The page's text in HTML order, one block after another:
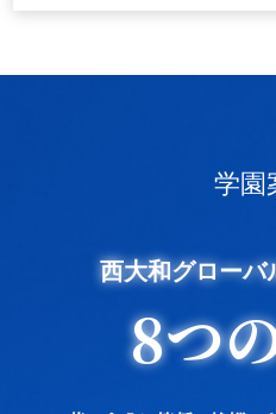
学園
西大和グローバ
8つ